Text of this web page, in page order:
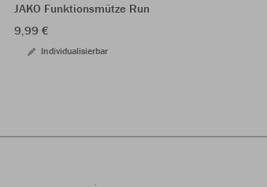
JAKO Funktionsmütze Run
9,99 €
Individualisierbar